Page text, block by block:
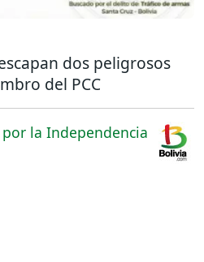
dos peligrosos
del PCC